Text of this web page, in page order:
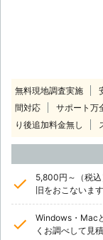
無料現地調査実施
間対応
サポート万
り後追加料金無し
5,800円～（税
旧をおこないます
Windows・Mac
くお調べして見